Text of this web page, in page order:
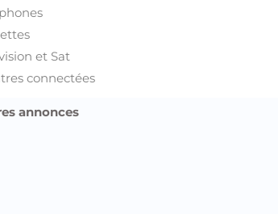
et Sat
connectées
annonces